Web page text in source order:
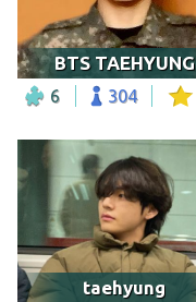
BTS TAEHYUNG
6 304
taehyung